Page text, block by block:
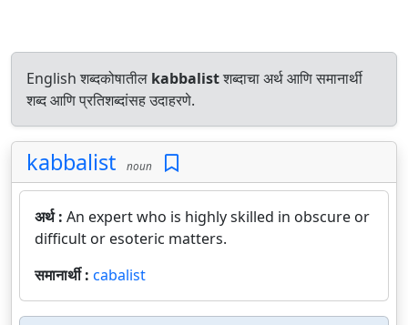
English शब्दकोषातील kabbalistशब्दाचा अर्थ आणि समानार्थी
शब्द आणि प्रतिशब्दांसह उदाहरणे.
kabbalist noun
अर्थ : An expert who is highly skilled in obscure or
difficult or esoteric matters.
समानार्थी : cabalist